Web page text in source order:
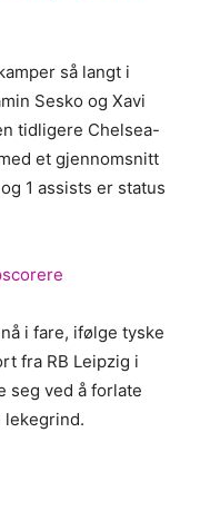
så langt i
Sesko og Xavi
tidligere Chelsea-
et gjennomsnitt
1 assists er status
i fare, ifølge tyske
fra RB Leipzig i
seg ved å forlate
lekegrind.